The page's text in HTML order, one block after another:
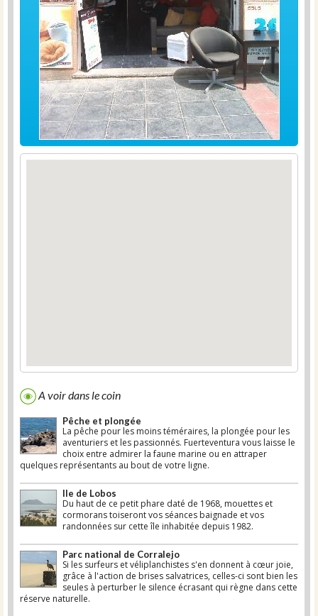
A voir dans le coin
Pêche et plongée
La pêche pour les moins téméraires, la plongée pour les
aventuriers et les passionnés. Fuerteventura vous laisse le
choix entre admirer la faune marine ou en attraper
quelques représentants au bout de votre ligne.
Ile de Lobos
Du haut de ce petit phare daté de 1968, mouettes et
cormorans toiseront vos séances baignade et vos
randonnées sur cette île inhabitée depuis 1982.
Parc national de Corralejo
Si les surfeurs et véliplanchistes s'en donnent à cœur joie,
grâce à l'action de brises salvatrices, celles-ci sont bien les
seules à perturber le silence écrasant qui règne dans cette
réserve naturelle.